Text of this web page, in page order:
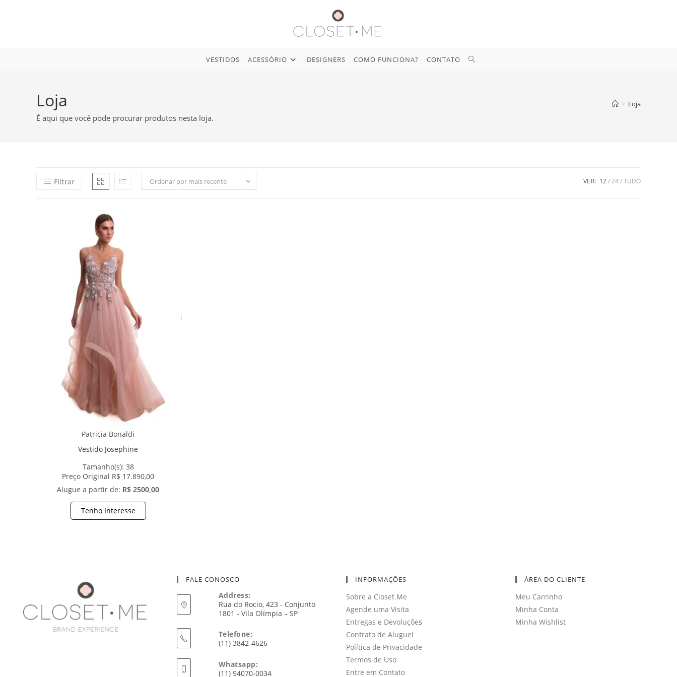
VESTIDOS ACESSÓRIO DESIGNERS COMO FUNCIONA? CONTATO ALTERNAR
Loja
É aqui que você pode procurar produtos nesta loja.
> Loja
Filtrar Ordenar por mais recente VER: 12 24 TUDO
Patricia Bonaldi
Vestido Josephine
Tamanho(s): 38
Preço Original R$ 17.890,00
Alugue a partir de: R$ 2500,00
Tenho Interesse
FALE CONOSCO
Address:
Rua do Rocio, 423 - Conjunto
1801 - Vila Olímpia – SP
Telefone:
(11) 3842-4626
Whatsapp:
(11) 94070-0034
INFORMAÇÕES
Sobre a Closet.Me
Agende uma Visita
Entregas e Devoluções
Contrato de Aluguel
Política de Privacidade
Termos de Uso
Entre em Contato
ÁREA DO CLIENTE
Meu Carrinho
Minha Conta
Minha Wishlist